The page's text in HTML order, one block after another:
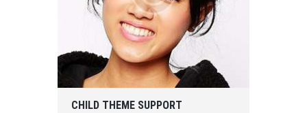
CHILD THEME SUPPORT